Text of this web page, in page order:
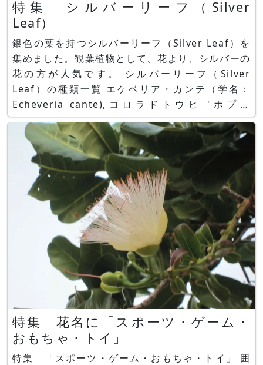
特集 シルバーリーフ（Silver
Leaf）
銀色の葉を持つシルバーリーフ（Silver Leaf）を
集めました。観葉植物として、花より、シルバーの
花の方が人気です。 シルバーリーフ（Silver
Leaf）の種類一覧 エケベリア・カンテ（学名：
Echeveria cante),コロラドトウヒ 'ホプシ
ー'（Picea pungens 'Hoopsii' 、学名：Picea
pungens cv. Hoopsii）,チランジア ウトリクラー
特集 花名に「スポーツ・ゲーム・
おもちゃ・トイ」
特集 「スポーツ・ゲーム・おもちゃ・トイ」 囲